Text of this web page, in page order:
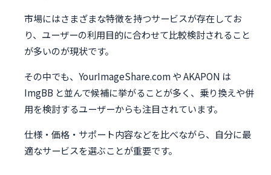
市場にはさまざまな特徴を持つサービスが存在してお
り、ユーザーの利用目的に合わせて比較検討されること
が多いのが現状です。
その中でも、YourImageShare.com や AKAPON は
ImgBB と並んで候補に挙がることが多く、乗り換えや併
用を検討するユーザーからも注目されています。
仕様・価格・サポート内容などを比べながら、自分に最
適なサービスを選ぶことが重要です。